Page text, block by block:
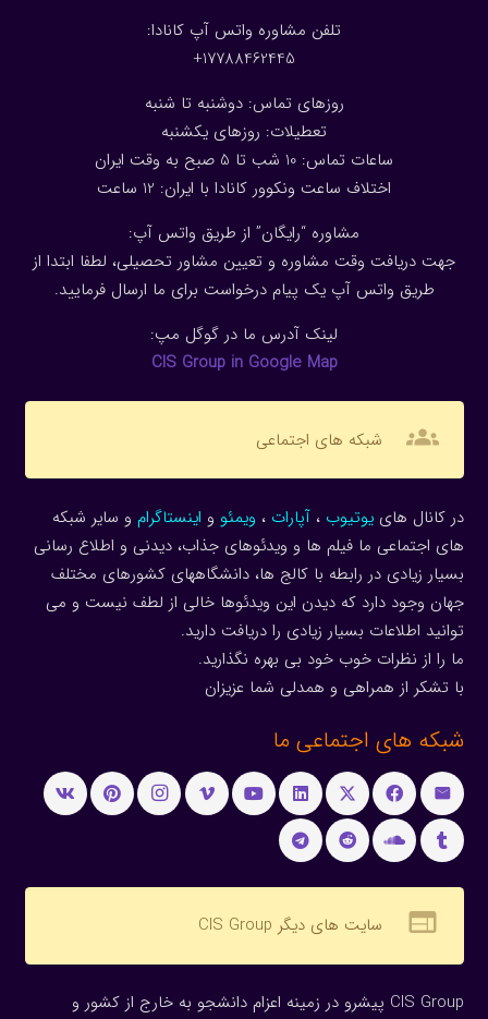
تلفن مشاوره واتس آپ کانادا:
17788462445+
روزهای تماس: دوشنبه تا شنبه
تعطیلات: روزهای یکشنبه
ساعات تماس: 10 شب تا 5 صبح به وقت ایران
اختلاف ساعت ونکوور کانادا با ایران: 1 2 ساعت
مشاوره “رایگان” از طریق واتس آپ:
جهت دریافت وقت مشاوره و تعیین مشاور تحصیلی، لطفا ابتدا از
طریق واتس آپ یک پیام درخواست برای ما ارسال فرمایید.
لینک آدرس ما در گوگل مپ:
CIS Group in Google Map
groups شبکه های اجتماعی
در کانال هاییوتیوب ، آپارات ، ویمئو و اینستاگرام و سایر شبکه
های اجتماعی ما فیلم ها و ویدئوهای جذاب، دیدنی و اطلاع رسانی
بسیار زیادی در رابطه با کالج ها، دانشگاههای کشورهای مختلف
جهان وجود دارد که دیدن این ویدئوها خالی از لطف نیست و می
توانید اطلاعات بسیار زیادی را دریافت دارید.
ما را از نظرات خوب خود بی بهره نگذارید.
با تشکر از همراهی و همدلی شما عزیزان
شبکه های اجتماعی ما
web سایت های دیگر CIS Group
CIS Group پیشرو در زمینه اعزام دانشجو به خارج از کشور و